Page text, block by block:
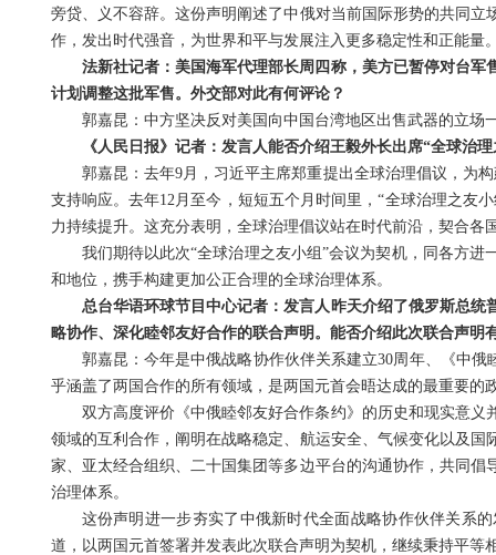
旁贷、义不容辞。这份声明阐述了中俄对当前国际形势的共同
作，发出时代强音，为世界和平与发展注入更多稳定性和正能量
法新社记者：美国海军代理部长周四称，美方已暂停对台
计划调整这批军售。外交部对此有何评论？
郭嘉昆：中方坚决反对美国向中国台湾地区出售武器的立场
《人民日报》记者：发言人能否介绍王毅外长出席“全球治
郭嘉昆：去年9月，习近平主席郑重提出全球治理倡议，为
支持响应。去年12月至今，短短五个月时间里，“全球治理之友
力持续提升。这充分表明，全球治理倡议站在时代前沿，契合各
我们期待以此次“全球治理之友小组”会议为契机，同各方
和地位，携手构建更加公正合理的全球治理体系。
总台华语环球节目中心记者：发言人昨天介绍了俄罗斯总
略协作、深化睦邻友好合作的联合声明。能否介绍此次联合声明
郭嘉昆：今年是中俄战略协作伙伴关系建立30周年、《中
乎涵盖了两国合作的所有领域，是两国元首会晤达成的最重要的
双方高度评价《中俄睦邻友好合作条约》的历史和现实意
领域的互利合作，阐明在战略稳定、航运安全、气候变化以及
家、亚太经合组织、二十国集团等多边平台的沟通协作，共同
治理体系。
这份声明进一步夯实了中俄新时代全面战略协作伙伴关系
道，以两国元首签署并发表此次联合声明为契机，继续秉持平